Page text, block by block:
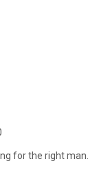
for the right man...